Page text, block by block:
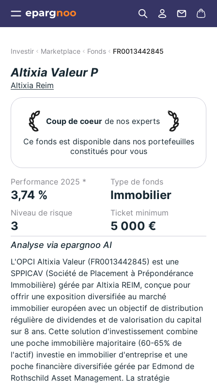
Investir Marketplace Fonds FR0013442845
Altixia Valeur P
Altixia Reim
Coup de coeur de nos experts
Ce fonds est disponible dans nos portefeuilles
constitués pour vous
Performance 2025 *
3,74 %
Type de fonds
Immobilier
Niveau de risque
3
Ticket minimum
5 000 €
Analyse via epargnoo AI
L'OPCI Altixia Valeur (FR0013442845) est une
SPPICAV (Société de Placement à Prépondérance
Immobilière) gérée par Altixia REIM, conçue pour
offrir une exposition diversifiée au marché
immobilier européen avec un objectif de distribution
régulière de dividendes et de valorisation du capital
sur 8 ans. Cette solution d'investissement combine
une poche immobilière majoritaire (60-65% de
l'actif) investie en immobilier d'entreprise et une
poche financière diversifiée gérée par Edmond de
Rothschild Asset Management. La stratégie